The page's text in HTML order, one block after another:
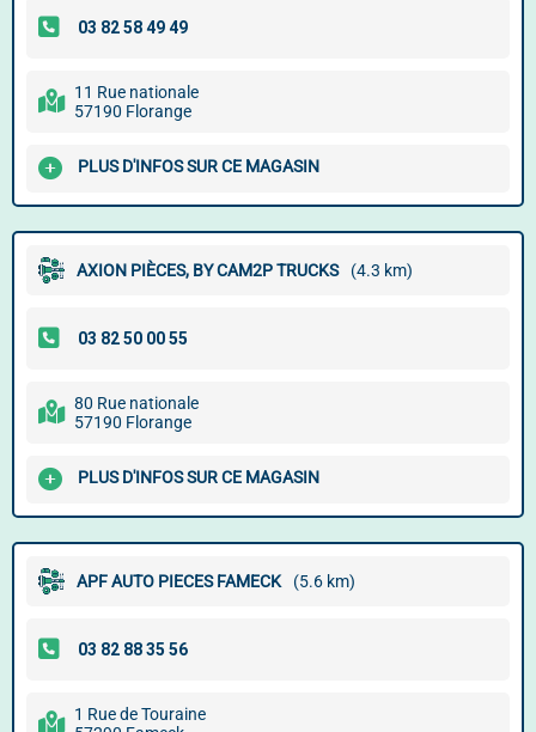
11 Rue nationale
57190 Florange
PLUS D'INFOS SUR CE MAGASIN
AXION PIÈCES, BY CAM2P TRUCKS (4.3 km)
80 Rue nationale
57190 Florange
PLUS D'INFOS SUR CE MAGASIN
APF AUTO PIECES FAMECK (5.6 km)
1 Rue de Touraine